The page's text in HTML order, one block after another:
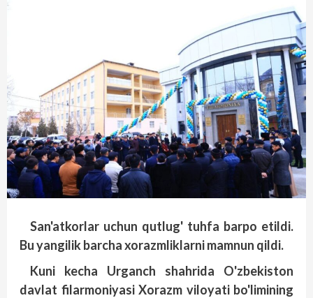
San'atkorlar uchun qutlug' tuhfa barpo etildi.
Bu yangilik barcha xorazmliklarni mamnun qildi.
Kuni kecha Urganch shahrida O'zbekiston
davlat filarmoniyasi Xorazm viloyati bo'limining